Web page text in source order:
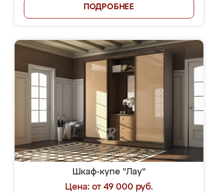
ПОДРОБНЕЕ
Шкаф-купе "Лау"
Цена: от 49 000 руб.